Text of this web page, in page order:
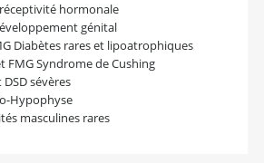
hormonale
génital
Diabètes rares et lipoatrophiques
FMG Syndrome de Cushing
DSD sévères
Hypophyse
masculines rares